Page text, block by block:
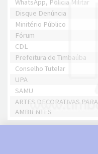
Disque Denúncia
Minitério Público
Fórum
CDL
Prefeitura de Timbaúba
Conselho Tutelar
UPA
SAMU
ARTES DECORATIVAS PARA
AMBIENTES